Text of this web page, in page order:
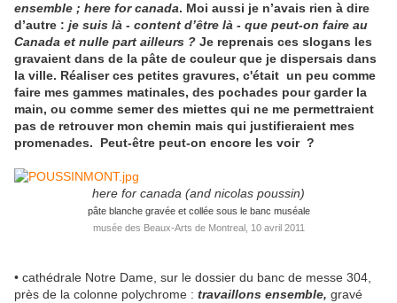
ensemble ; here for canada. Moi aussi je n’avais rien à dire
d’autre : je suis là - content d’être là - que peut-on faire au
Canada et nulle part ailleurs ? Je reprenais ces slogans les
gravaient dans de la pâte de couleur que je dispersais dans
la ville. Réaliser ces petites gravures, c'était un peu comme
faire mes gammes matinales, des pochades pour garder la
main, ou comme semer des miettes qui ne me permettraient
pas de retrouver mon chemin mais qui justifieraient mes
promenades. Peut-être peut-on encore les voir ?
here for canada (and nicolas poussin)
pâte blanche gravée et collée sous le banc muséale
musée des Beaux-Arts de Montreal, 10 avril 2011
• cathédrale Notre Dame, sur le dossier du banc de messe 304,
près de la colonne polychrome : travaillons ensemble, gravé